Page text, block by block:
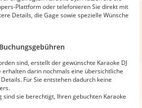
Plattform oder telefonieren Sie direkt mit
Details, die Gage sowie spezielle Wünsche
sind, erstellt der gewünschte Karaoke DJ
erhalten darin nochmals eine übersichtliche
Für Sie entstehen dadurch keine
sind sie berechtigt, Ihren gebuchten Karaoke